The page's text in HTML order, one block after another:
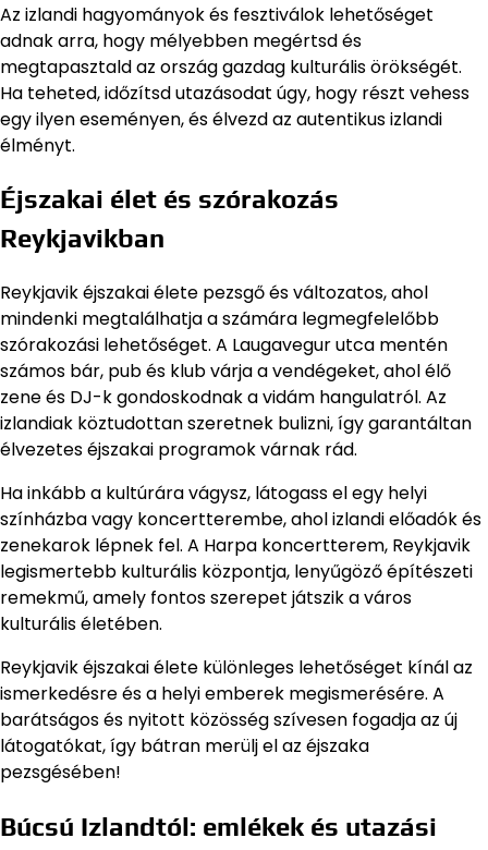
Az izlandi hagyományok és fesztiválok lehetőséget
adnak arra, hogy mélyebben megértsd és
megtapasztald az ország gazdag kulturális örökségét.
Ha teheted, időzítsd utazásodat úgy, hogy részt vehess
egy ilyen eseményen, és élvezd az autentikus izlandi
élményt.
Éjszakai élet és szórakozás
Reykjavikban
Reykjavik éjszakai élete pezsgő és változatos, ahol
mindenki megtalálhatja a számára legmegfelelőbb
szórakozási lehetőséget. A Laugavegur utca mentén
számos bár, pub és klub várja a vendégeket, ahol élő
zene és DJ-k gondoskodnak a vidám hangulatról. Az
izlandiak köztudottan szeretnek bulizni, így garantáltan
élvezetes éjszakai programok várnak rád.
Ha inkább a kultúrára vágysz, látogass el egy helyi
színházba vagy koncertterembe, ahol izlandi előadók és
zenekarok lépnek fel. A Harpa koncertterem, Reykjavik
legismertebb kulturális központja, lenyűgöző építészeti
remekmű, amely fontos szerepet játszik a város
kulturális életében.
Reykjavik éjszakai élete különleges lehetőséget kínál az
ismerkedésre és a helyi emberek megismerésére. A
barátságos és nyitott közösség szívesen fogadja az új
látogatókat, így bátran merülj el az éjszaka
pezsgésében!
Búcsú Izlandtól: emlékek és utazási